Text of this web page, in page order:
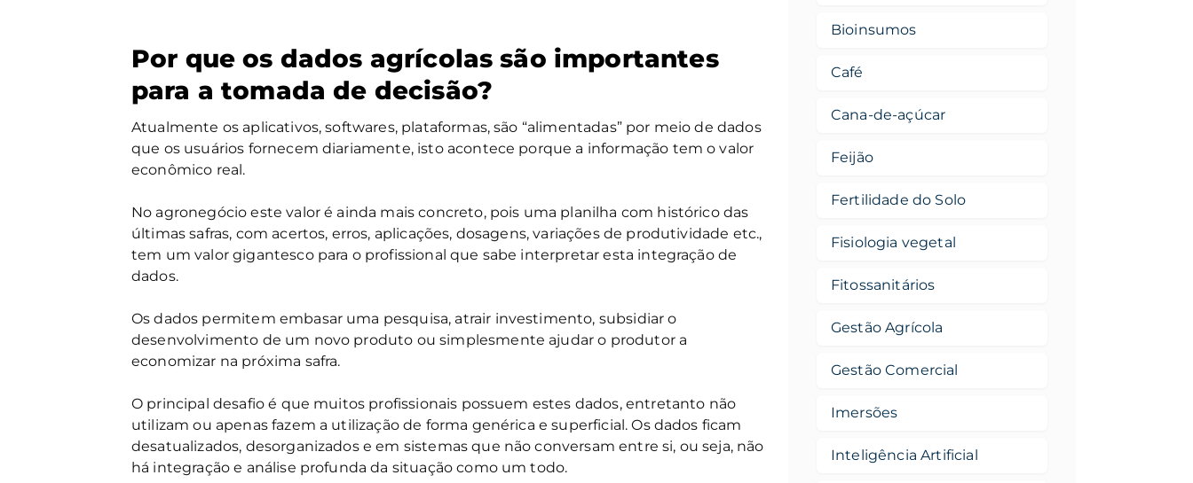
Por que os dados agrícolas são importantes
para a tomada de decisão?
Atualmente os aplicativos, softwares, plataformas, são “alimentadas” por meio de dados
que os usuários fornecem diariamente, isto acontece porque a informação tem o valor
econômico real.
No agronegócio este valor é ainda mais concreto, pois uma planilha com histórico das
últimas safras, com acertos, erros, aplicações, dosagens, variações de produtividade etc.,
tem um valor gigantesco para o profissional que sabe interpretar esta integração de
dados.
Os dados permitem embasar uma pesquisa, atrair investimento, subsidiar o
desenvolvimento de um novo produto ou simplesmente ajudar o produtor a
economizar na próxima safra.
O principal desafio é que muitos profissionais possuem estes dados, entretanto não
utilizam ou apenas fazem a utilização de forma genérica e superficial. Os dados ficam
desatualizados, desorganizados e em sistemas que não conversam entre si, ou seja, não
há integração e análise profunda da situação como um todo.
Bioinsumos
Café
Cana-de-açúcar
Feijão
Fertilidade do Solo
Fisiologia vegetal
Fitossanitários
Gestão Agrícola
Gestão Comercial
Imersões
Inteligência Artificial